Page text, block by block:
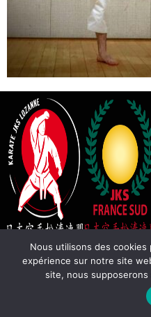
Nous utilisons des cookies
expérience sur notre site
site, nous